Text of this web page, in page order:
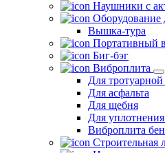
Наушники с
Оборудование
Вышка-тура
Портативный
Биг-бэг
Виброплита
Для
Для асфальта
Для щебня
Для
Виброплита
Строительная